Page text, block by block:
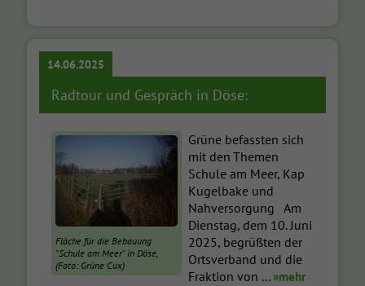
14.06.2025
Radtour und Gespräch in Döse:
Fläche für die Bebauung
"Schule am Meer" in Döse,
(Foto: Grüne Cux)
Grüne befassten sich
mit den Themen
Schule am Meer, Kap
Kugelbake und
Nahversorgung Am
Dienstag, dem 10. Juni
2025, begrüßten der
Ortsverband und die
Fraktion von ... »mehr